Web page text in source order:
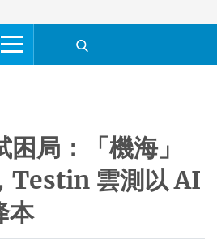
局：「機海」
Testin 雲測以 AI
本